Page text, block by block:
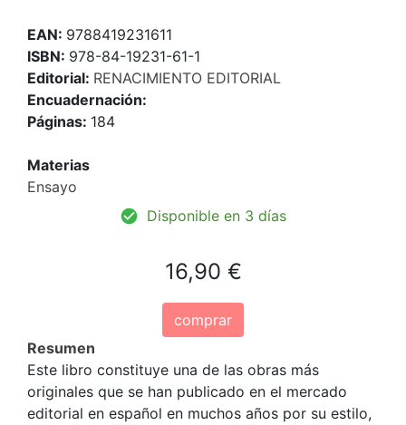
EAN: 9788419231611
ISBN: 978-84-19231-61-1
Editorial: RENACIMIENTO EDITORIAL
Encuadernación:
Páginas: 184
Materias
Ensayo
Disponible en 3 días
16,90 €
comprar
Resumen
Este libro constituye una de las obras más
originales que se han publicado en el mercado
editorial en español en muchos años por su estilo,